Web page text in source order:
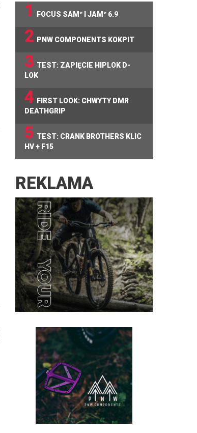
1
FOCUS SAM² I JAM² 6.9
2 PNW COMPONENTS KOKPIT
3 TEST: ZAPIĘCIE HIPLOK D-
LOK
4 FIRST LOOK: CHWYTY DMR
DEATHGRIP
5 TEST: CRANK BROTHERS KLIC
HV + F15
REKLAMA